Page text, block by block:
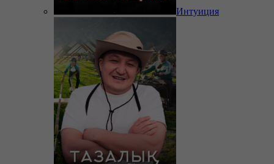
Интуиция